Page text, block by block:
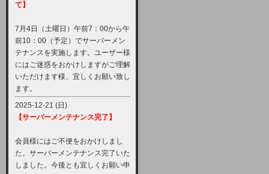
て】
7月4日（土曜日）午前7：00から午
前10：00（予定）でサーバーメン
テナンスを実施します。ユーザー様
にはご迷惑をおかけしますがご理解
いただけます様、宜しくお願い致し
ます。
2025-12-21 (日)
【サーバーメンテナンス完了】
会員様にはご不便をおかけしまし
た。サーバーメンテナンス完了いた
しました。今後とも宜しくお願い申